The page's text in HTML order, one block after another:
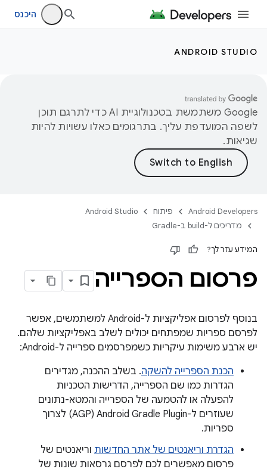
היכנס
ANDROID STUDIO
‫Google משתמשת בטכנולוגיית AI כדי לתרגם תוכן
לשפה המועדפת עליך. בתרגומים כאלו עשויות להיות
שגיאות.
Android Developers פיתוח
Android Studio
מדריכים ל-build ב-Gradle
המידע עזר לך?
פרסום הספרייה
בנוסף לפרסום אפליקציות ל-Android למשתמשים, אפשר
לפרסם ספריות שמפתחים יכולים לשלב באפליקציות שלהם.
יש ארבע משימות עיקריות כשמפרסמים ספרייה ל-Android:
הכנת הספרייה להשקה. בשלב ההכנה, מגדירים
הגדרות כמו שם הספרייה, הדרישות הטכניות
להפעלה או להטמעה של הספרייה והמטא-נתונים
שעוזרים ל-Android Gradle Plugin‏ (AGP) לצרוך
ספריות.
הגדרת וריאנטים של אתר החדשות וריאנטים של
פרסום מאפשרים לכם לפרסם גרסאות שונות של